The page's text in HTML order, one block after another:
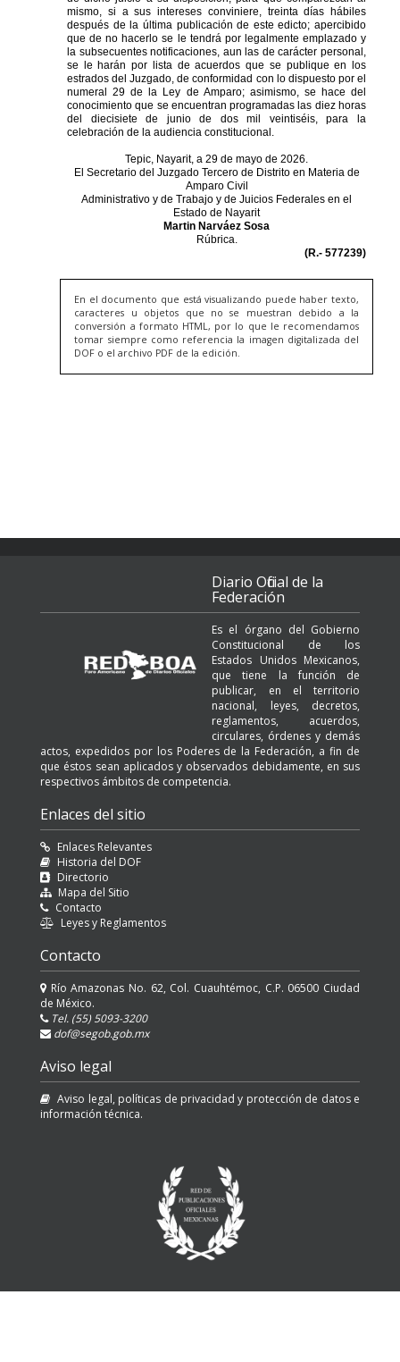
En el documento que está visualizando puede haber texto,
caracteres u objetos que no se muestran debido a la
conversión a formato HTML, por lo que le recomendamos
tomar siempre como referencia la imagen digitalizada del
DOF o el archivo PDF de la edición.
Diario Oficial de la
Federación
Es el órgano del Gobierno
Constitucional de los
Estados Unidos Mexicanos,
que tiene la función de
publicar, en el territorio
nacional, leyes, decretos,
reglamentos, acuerdos,
circulares, órdenes y demás
actos, expedidos por los Poderes de la Federación, a fin de
que éstos sean aplicados y observados debidamente, en sus
respectivos ámbitos de competencia.
Enlaces del sitio
Enlaces Relevantes
Historia del DOF
Directorio
Mapa del Sitio
Contacto
Leyes y Reglamentos
Contacto
Río Amazonas No. 62, Col. Cuauhtémoc, C.P. 06500 Ciudad
de México.
Tel. (55) 5093-3200
dof@segob.gob.mx
Aviso legal
Aviso legal, políticas de privacidad y protección de datos e
información técnica.